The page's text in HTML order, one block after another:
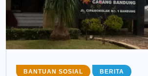
BANTUAN SOSIAL BERITA